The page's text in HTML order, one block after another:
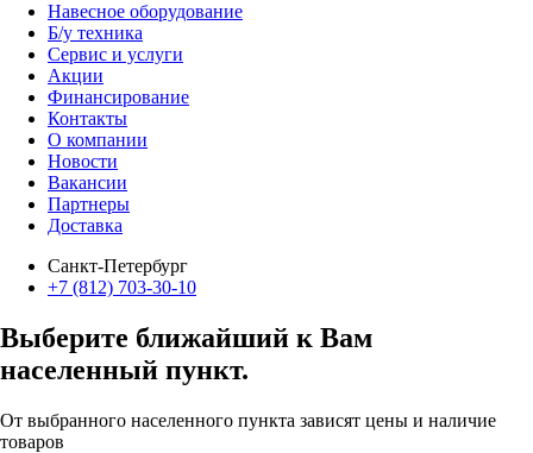
Навесное оборудование
Б/у техника
Сервис и услуги
Акции
Финансирование
Контакты
О компании
Новости
Вакансии
Партнеры
Доставка
Санкт-Петербург
+7 (812) 703-30-10
Выберите ближайший к Вам
населенный пункт.
От выбранного населенного пункта зависят цены и наличие
товаров